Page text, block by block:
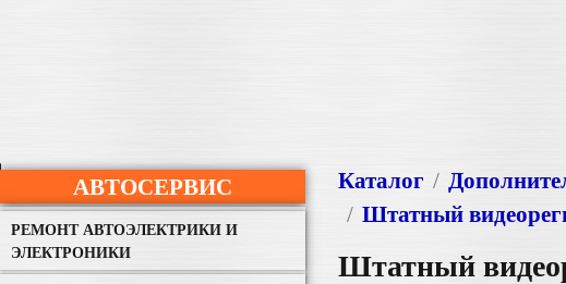
АВТОСЕРВИС
РЕМОНТ АВТОЭЛЕКТРИКИ И
ЭЛЕКТРОНИКИ
Каталог
Штатный
Штатный